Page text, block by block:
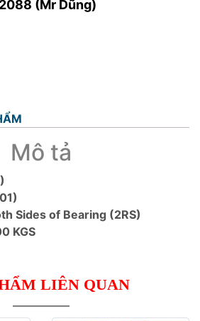
(Mr Dũng)
Mô tả
Sides of Bearing (2RS)
KGS
LIÊN QUAN